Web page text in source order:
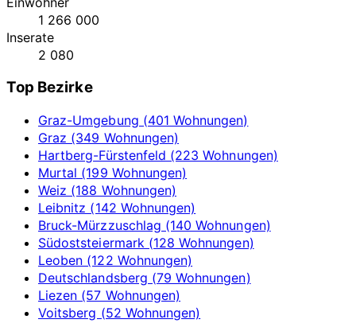
1 266 000
Inserate
2 080
Top Bezirke
Graz-Umgebung (401 Wohnungen)
Graz (349 Wohnungen)
Hartberg-Fürstenfeld (223 Wohnungen)
Murtal (199 Wohnungen)
Weiz (188 Wohnungen)
Leibnitz (142 Wohnungen)
Bruck-Mürzzuschlag (140 Wohnungen)
Südoststeiermark (128 Wohnungen)
Leoben (122 Wohnungen)
Deutschlandsberg (79 Wohnungen)
Liezen (57 Wohnungen)
Voitsberg (52 Wohnungen)